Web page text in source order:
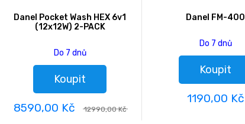
Danel Pocket Wash HEX 6v1
(12x12W) 2-PACK
Do 7 dnů
Koupit
8590,00 Kč 12990,00 Kč
Danel FM-400
Do 7 dnů
Koupit
1190,00 Kč